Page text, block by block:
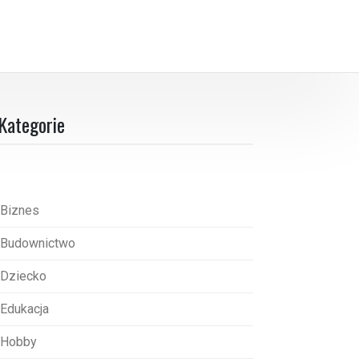
Biznes
Budownictwo
Dziecko
Edukacja
Hobby